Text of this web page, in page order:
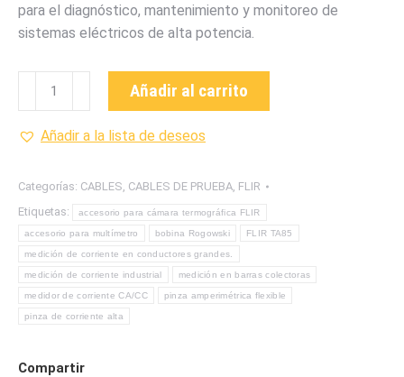
para el diagnóstico, mantenimiento y monitoreo de
sistemas eléctricos de alta potencia.
DE
MARCA
FLIR
cantidad
Añadir al carrito
Añadir a la lista de deseos
Categorías: CABLES CABLES DE PRUEBA FLIR
Etiquetas:
accesorio para cámara termográfica FLIR
accesorio para multímetro bobina Rogowski FLIR TA85
medición de corriente en conductores grandes.
medición de corriente industrial medición en barras colectoras
medidor de corriente CA/CC pinza amperimétrica flexible
pinza de corriente alta
Compartir